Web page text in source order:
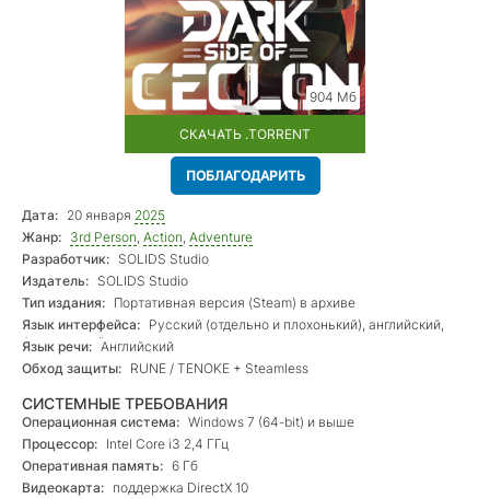
904 Мб
СКАЧАТЬ .TORRENT
ПОБЛАГОДАРИТЬ
Дата: 20 января 2025
Жанр: 3rd Person, Action, Adventure
Разработчик: SOLIDS Studio
Издатель: SOLIDS Studio
Тип издания: Портативная версия (Steam) в архиве
Язык интерфейса: Русский (отдельно и плохонький), английский,
французский
Язык речи: Английский
Обход защиты: RUNE / TENOKE + Steamless
СИСТЕМНЫЕ ТРЕБОВАНИЯ
Операционная система: Windows 7 (64-bit) и выше
Процессор: Intel Core i3 2,4 ГГц
Оперативная память: 6 Гб
Видеокарта: поддержка DirectX 10